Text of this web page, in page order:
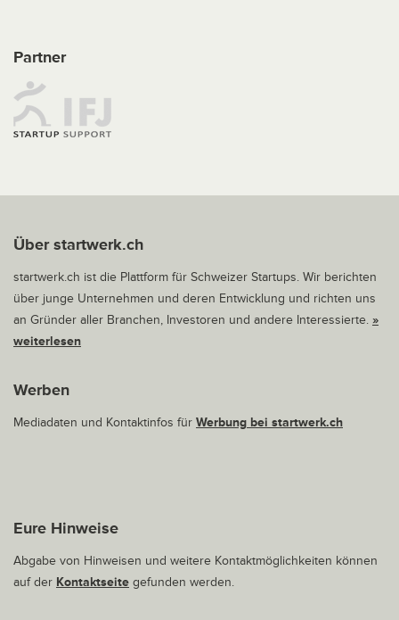
Partner
Über startwerk.ch
startwerk.ch ist die Plattform für Schweizer Startups. Wir berichten
über junge Unternehmen und deren Entwicklung und richten uns
an Gründer aller Branchen, Investoren und andere Interessierte. »
weiterlesen
Werben
Mediadaten und Kontaktinfos für Werbung bei startwerk.ch
Eure Hinweise
Abgabe von Hinweisen und weitere Kontaktmöglichkeiten können
auf der Kontaktseite gefunden werden.